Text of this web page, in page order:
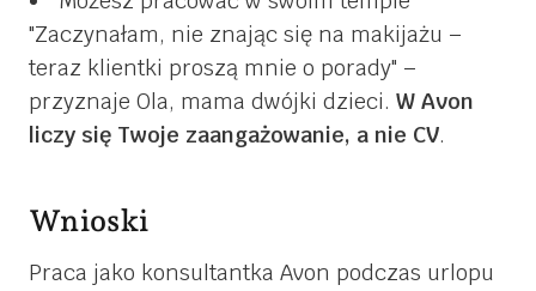
Zaczynałam, nie znając się na makijażu –
teraz klientki proszą mnie o porady –
przyznaje Ola, mama dwójki dzieci. W Avon
liczy się Twoje zaangażowanie, a nie CV.
Wnioski
Praca jako konsultantka Avon podczas urlopu